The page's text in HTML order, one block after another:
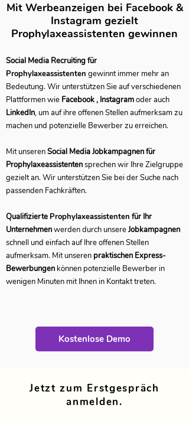
Mit Werbeanzeigen bei Facebook &
Instagram gezielt
Prophylaxeassistenten gewinnen
Social Media Recruiting für
Prophylaxeassistenten gewinnt immer mehr an
Bedeutung. Wir unterstützen Sie auf verschiedenen
Plattformen wie Facebook , Instagramoder auch
LinkedIn, um auf ihre offenen Stellen aufmerksam zu
machen und potenzielle Bewerber zu erreichen.
Mit unserenSocial Media Jobkampagnen für
Prophylaxeassistentensprechen wir Ihre Zielgruppe
gezielt an. Wir unterstützen Sie bei der Suche nach
passenden Fachkräften.
Qualifizierte Prophylaxeassistenten für Ihr
Unternehmenwerden durch unsereJobkampagnen
schnell und einfach auf Ihre offenen Stellen
aufmerksam. Mit unseren praktischen Express-
Bewerbungen können potenzielle Bewerber in
wenigen Minuten mit Ihnen in Kontakt treten.
Kostenlose Demo
Jetzt zum Erstgespräch
anmelden.